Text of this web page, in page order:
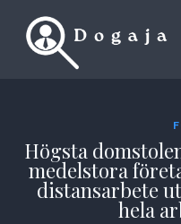
Högsta
medelstora
distansarbete
hela